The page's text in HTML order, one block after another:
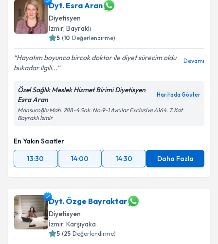
Dyt. Esra Aran
Diyetisyen
İzmir, Bayraklı
5 (10 Değerlendirme)
Hayatım boyunca bircok doktor ile diyet sürecim oldu
bukadar ilgili...
Devamı
Özel Sağlık Meslek Hizmet Birimi Diyetisyen
Esra Aran
Haritada Göster
Mansuroğlu Mah. 288-4 Sok. No:9-1 Avcılar Exclusive A164. 7. Kat
Bayraklı İzmir
En Yakın Saatler
13:30
14:00 14:30 Daha Fazla
Dyt. Özge Bayraktar
Diyetisyen
İzmir, Karşıyaka
5 (25 Değerlendirme)